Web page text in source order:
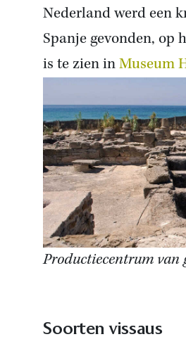
Nederland werd een
Spanje gevonden, op
is te zien inMuseum
Productiecentrum
Soorten vissaus